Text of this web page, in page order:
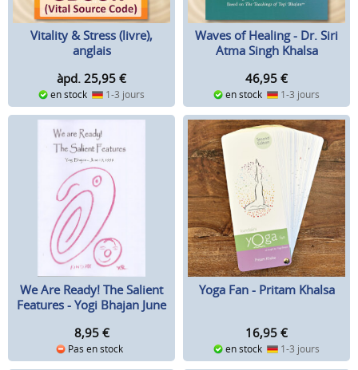
Vitality & Stress (livre),
anglais
àpd. 25,95 €
en stock 1-3 jours
Waves of Healing - Dr. Siri
Atma Singh Khalsa
46,95 €
en stock 1-3 jours
We Are Ready! The Salient
Features - Yogi Bhajan June
8,95 €
Pas en stock
Yoga Fan - Pritam Khalsa
16,95 €
en stock 1-3 jours